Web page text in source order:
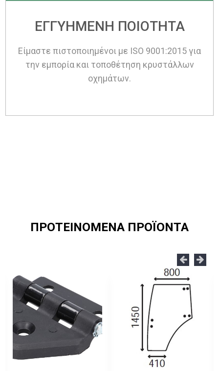
ΕΓΓΥΗΜΕΝΗ ΠΟΙΟΤΗΤΑ
Είμαστε πιστοποιημένοι με ISO 9001:2015 για
την εμπορία και τοποθέτηση κρυστάλλων
οχημάτων.
ΠΡΟΤΕΙΝΟΜΕΝΑ ΠΡΟΪΟΝΤΑ